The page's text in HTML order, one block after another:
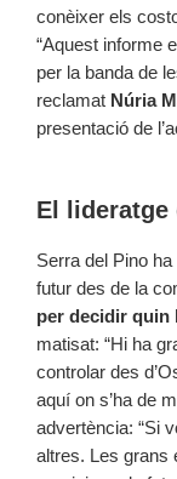
conèixer els
“Aquest informe
per la banda de
reclamat Núria
presentació de
El
Serra del Pino
futur des de la
per decidir quin
matisat: “Hi ha
controlar des
aquí on s’ha de
advertència: “Si
altres. Les grans